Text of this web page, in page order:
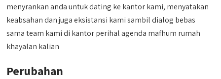
menyrankan anda untuk dating ke kantor kami, menyatakan
keabsahan dan juga eksistansi kami sambil dialog bebas
sama team kami di kantor perihal agenda mafhum rumah
khayalan kalian
Perubahan